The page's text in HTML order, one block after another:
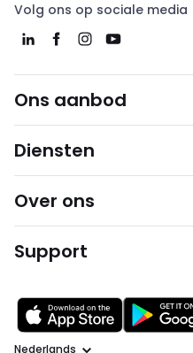
Volg ons op sociale media
Ons aanbod
Diensten
Over ons
Support